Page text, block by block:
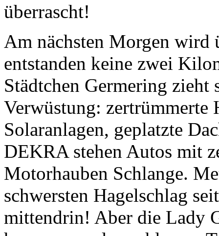
Am nächsten Morgen wird
entstanden keine zwei
Städtchen Germeringzieht
Verwüstung: zertrümmerte
Solaranlagen, geplatzte
DEKRA stehen Autos mit
Motorhauben Schlange.
schwersten Hagelschlag
mittendrin! Aber dieLady
hervorragend geschlagen.